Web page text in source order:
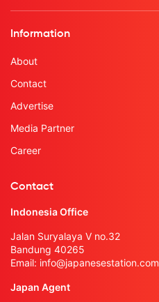
Information
About
Contact
Advertise
Media Partner
Career
Contact
Indonesia Office
Jalan Suryalaya V no.32
Bandung 40265
Email: info@japanesestation.com
Japan Agent